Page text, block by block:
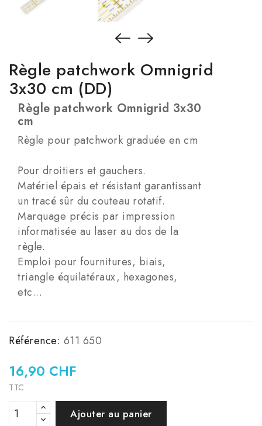
Règle patchwork Omnigrid
3x30 cm (DD)
Règle patchwork Omnigrid 3x30
cm
Règle pour patchwork graduée en cm
Pour droitiers et gauchers.
Matériel épais et résistant garantissant
un tracé sûr du couteau rotatif.
Marquage précis par impression
informatisée au laser au dos de la
règle.
Emploi pour fournitures, biais,
triangle équilatéraux, hexagones,
etc...
Référence: 611 650
16,90 CHF
TTC
Ajouter au panier